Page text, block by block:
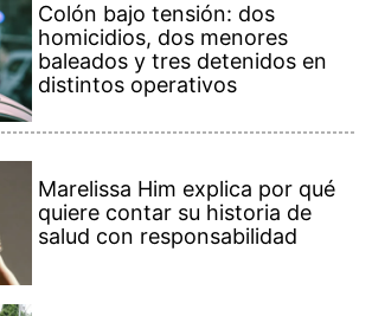
Colón bajo tensión: dos
homicidios, dos menores
baleados y tres detenidos en
distintos operativos
Marelissa Him explica por qué
quiere contar su historia de
salud con responsabilidad